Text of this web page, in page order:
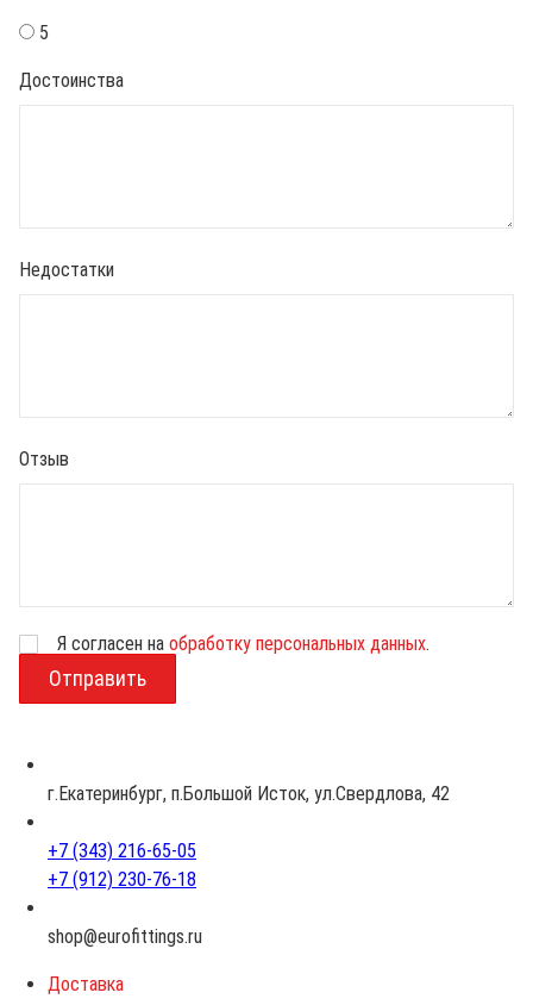
5
Достоинства
Недостатки
Отзыв
з
Я согласен на обработку персональных данных.
г.Екатеринбург, п.Большой Исток, ул.Свердлова, 42
+7 (343) 216-65-05
+7 (912) 230-76-18
shop@eurofittings.ru
Доставка